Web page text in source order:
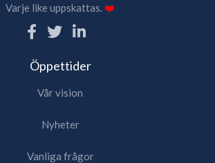
Varje like uppskattas.❤️
Öppettider
Vår vision
Nyheter
Vanliga frågor